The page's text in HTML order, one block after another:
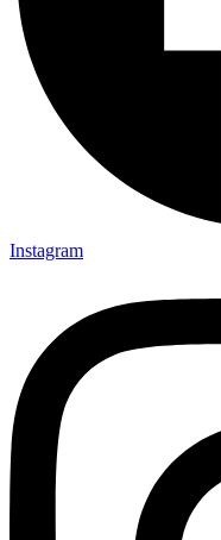
Instagram